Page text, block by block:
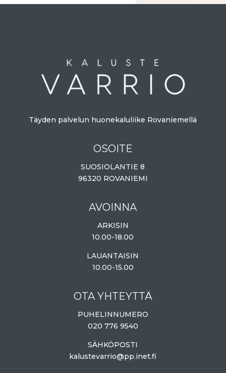
Täyden palvelun huonekaluliike Rovaniemellä
OSOITE
SUOSIOLANTIE 8
96320 ROVANIEMI
AVOINNA
ARKISIN
10.00-18.00
LAUANTAISIN
10.00-15.00
OTA YHTEYTTÄ
PUHELINNUMERO
020 776 9540
SÄHKÖPOSTI
kalustevarrio@pp.inet.fi